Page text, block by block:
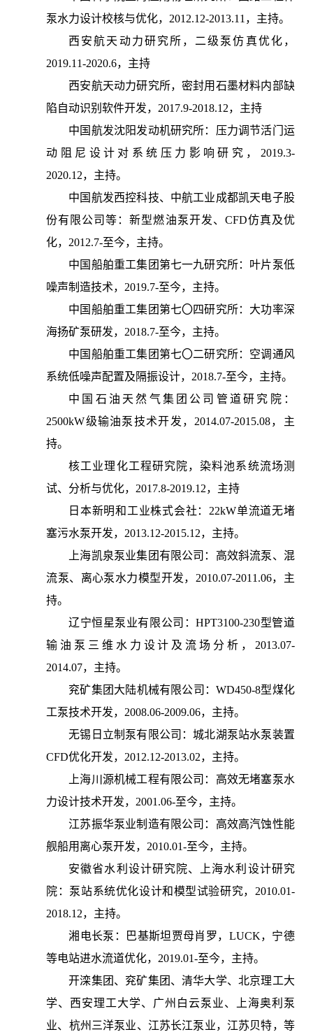
泵水力设计校核与优化，2012.12-2013.11，主持。
西安航天动力研究所，二级泵仿真优化，
2019.11-2020.6，主持
西安航天动力研究所，密封用石墨材料内部缺
陷自动识别软件开发，2017.9-2018.12，主持
中国航发沈阳发动机研究所：压力调节活门运
动阻尼设计对系统压力影响研究，2019.3-
2020.12，主持。
中国航发西控科技、中航工业成都凯天电子股
份有限公司等：新型燃油泵开发、CFD仿真及优
化，2012.7-至今，主持。
中国船舶重工集团第七一九研究所：叶片泵低
噪声制造技术，2019.7-至今，主持。
中国船舶重工集团第七〇四研究所：大功率深
海扬矿泵研发，2018.7-至今，主持。
中国船舶重工集团第七〇二研究所：空调通风
系统低噪声配置及隔振设计，2018.7-至今，主持。
中国石油天然气集团公司管道研究院：
2500kW级输油泵技术开发，2014.07-2015.08，主
持。
核工业理化工程研究院，染料池系统流场测
试、分析与优化，2017.8-2019.12，主持
日本新明和工业株式会社：22kW单流道无堵
塞污水泵开发，2013.12-2015.12，主持。
上海凯泉泵业集团有限公司：高效斜流泵、混
流泵、离心泵水力模型开发，2010.07-2011.06，主
持。
辽宁恒星泵业有限公司：HPT3100-230型管道
输油泵三维水力设计及流场分析，2013.07-
2014.07，主持。
兖矿集团大陆机械有限公司：WD450-8型煤化
工泵技术开发，2008.06-2009.06，主持。
无锡日立制泵有限公司：城北湖泵站水泵装置
CFD优化开发，2012.12-2013.02，主持。
上海川源机械工程有限公司：高效无堵塞泵水
力设计技术开发，2001.06-至今，主持。
江苏振华泵业制造有限公司：高效高汽蚀性能
舰船用离心泵开发，2010.01-至今，主持。
安徽省水利设计研究院、上海水利设计研究
院：泵站系统优化设计和模型试验研究，2010.01-
2018.12，主持。
湘电长泵：巴基斯坦贾母肖罗，LUCK，宁德
等电站进水流道优化，2019.01-至今，主持。
开滦集团、兖矿集团、清华大学、北京理工大
学、西安理工大学、广州白云泵业、上海奥利泵
业、杭州三洋泵业、江苏长江泵业，江苏贝特，等